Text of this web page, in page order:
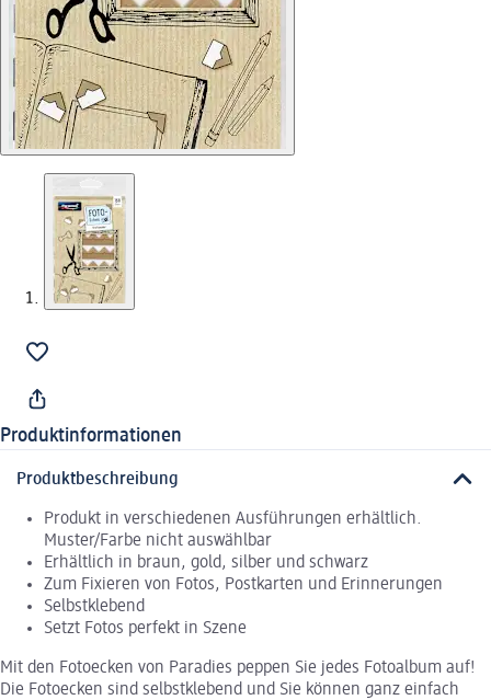
Produktinformationen
Produktbeschreibung
Produkt in verschiedenen Ausführungen erhältlich.
Muster/Farbe nicht auswählbar
Erhältlich in braun, gold, silber und schwarz
Zum Fixieren von Fotos, Postkarten und Erinnerungen
Selbstklebend
Setzt Fotos perfekt in Szene
Mit den Fotoecken von Paradies peppen Sie jedes Fotoalbum auf!
Die Fotoecken sind selbstklebend und Sie können ganz einfach